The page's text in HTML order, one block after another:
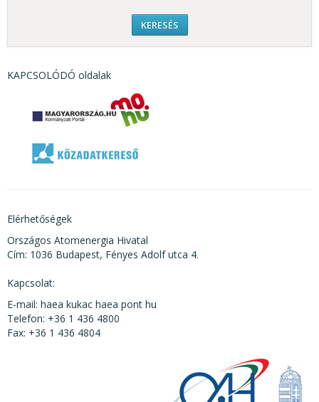
KAPCSOLÓDÓ oldalak
Elérhetőségek
Országos Atomenergia Hivatal
Cím: 1036 Budapest, Fényes Adolf utca 4.
Kapcsolat:
E-mail: haea kukac haea pont hu
Telefon: +36 1 436 4800
Fax: +36 1 436 4804